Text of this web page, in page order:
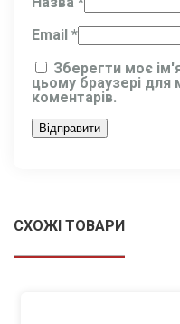
Email *
Зберегти моє
цьому браузері для
коментарів.
СХОЖІ ТОВАРИ